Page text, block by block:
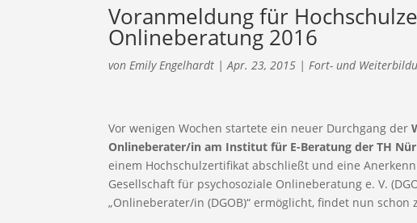
Voranmeldung für
Onlineberatung 2016
von Emily Engelhardt |Apr. 23, 2015 | Fort- und
Vor wenigen Wochen startete ein neuer Durchgang der
Onlineberater/in am Institut für E-Beratung der TH
einem Hochschulzertifikat abschließt und eine
Gesellschaft für psychosoziale Onlineberatung e. V.
„Onlineberater/in (DGOB)“ ermöglicht, findet nun